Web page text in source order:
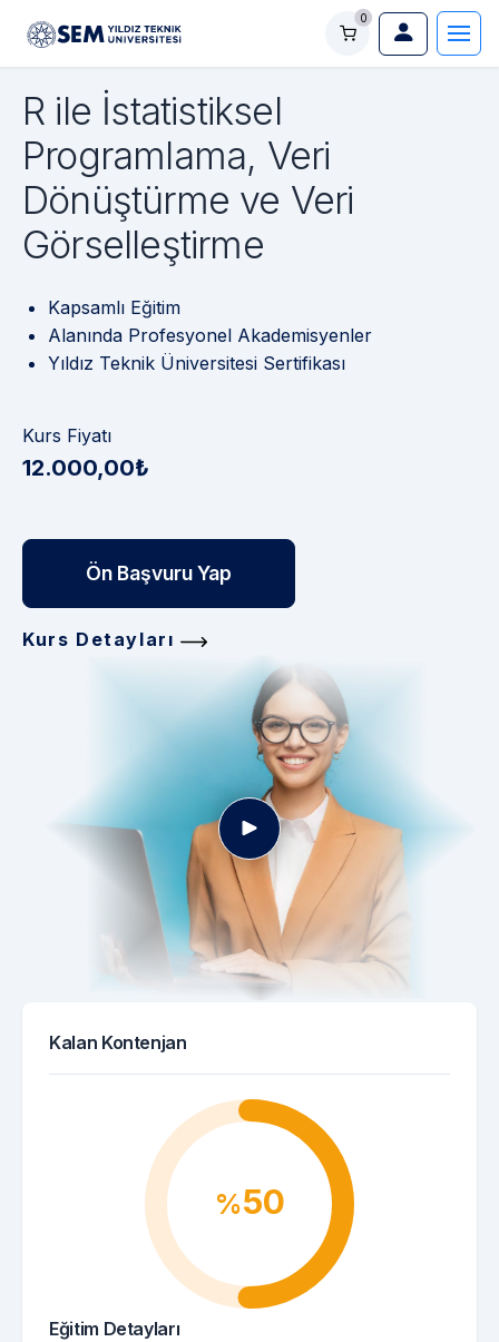
0
R ile İstatistiksel
Programlama, Veri
Dönüştürme ve Veri
Görselleştirme
Kapsamlı Eğitim
Alanında Profesyonel Akademisyenler
Yıldız Teknik Üniversitesi Sertifikası
Kurs Fiyatı
12.000,00₺
Ön Başvuru Yap
Kurs Detayları
Kalan Kontenjan
%50
Eğitim Detayları